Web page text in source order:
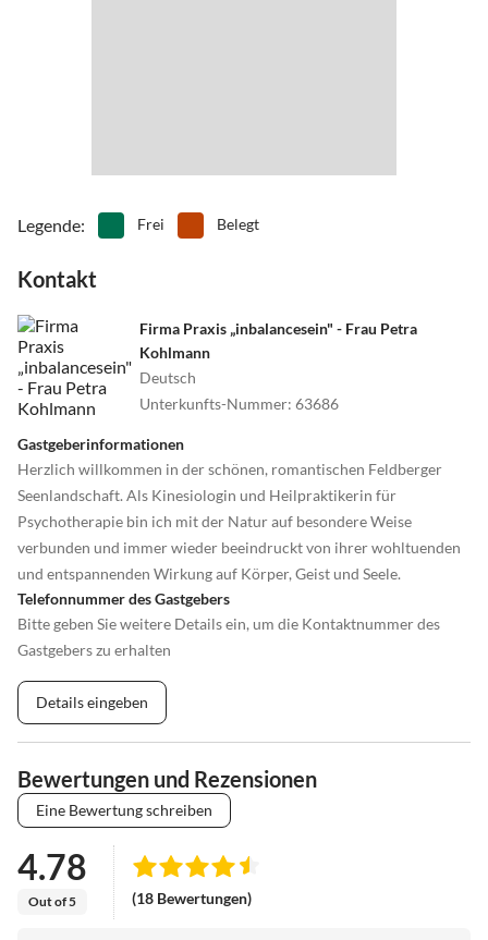
Legende: Frei Belegt
Kontakt
Firma Praxis „inbalancesein" - Frau Petra
Kohlmann
Deutsch
Unterkunfts-Nummer: 63686
Gastgeberinformationen
Herzlich willkommen in der schönen, romantischen Feldberger
Seenlandschaft. Als Kinesiologin und Heilpraktikerin für
Psychotherapie bin ich mit der Natur auf besondere Weise
verbunden und immer wieder beeindruckt von ihrer wohltuenden
und entspannenden Wirkung auf Körper, Geist und Seele.
Telefonnummer des Gastgebers
Bitte geben Sie weitere Details ein, um die Kontaktnummer des
Gastgebers zu erhalten
Details eingeben
Bewertungen und Rezensionen
Eine Bewertung schreiben
4.78
Out of 5 (18 Bewertungen)